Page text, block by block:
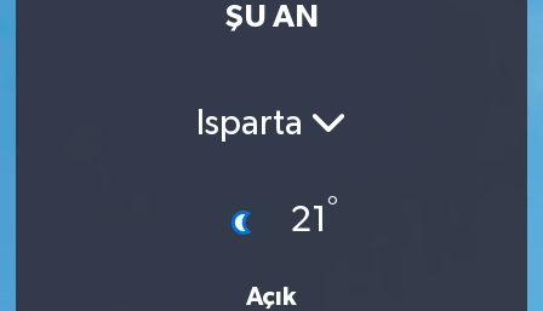
ŞU AN
Isparta
21 °
Açık